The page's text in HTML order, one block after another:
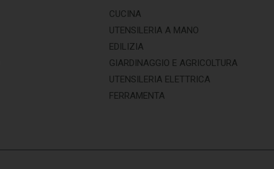
CUCINA
UTENSILERIA A MANO
EDILIZIA
GIARDINAGGIO E AGRICOLTURA
UTENSILERIA ELETTRICA
FERRAMENTA